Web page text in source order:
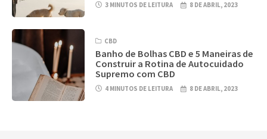
3 MINUTOS DE LEITURA 8 DE ABRIL, 2023
CBD
Banho de Bolhas CBD e 5 Maneiras de
Construir a Rotina de Autocuidado
Supremo com CBD
4 MINUTOS DE LEITURA 8 DE ABRIL, 2023